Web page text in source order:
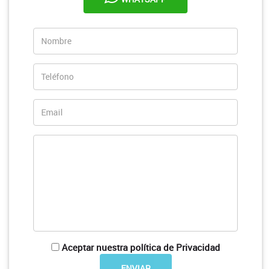
Aceptar nuestra política de Privacidad